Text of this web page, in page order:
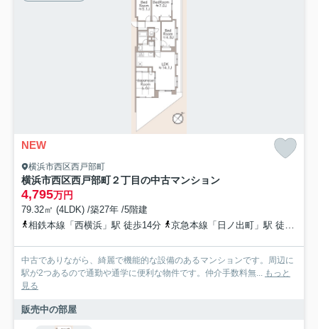
NEW
横浜市西区西戸部町
横浜市西区西戸部町２丁目の中古マンション
4,795万円
79.32㎡ (4LDK) /築27年 /5階建
相鉄本線「西横浜」駅 徒歩14分
京急本線「日ノ出町」駅 徒歩16分
中古でありながら、綺麗で機能的な設備のあるマンションです。周辺に
駅が2つあるので通勤や通学に便利な物件です。仲介手数料無...
もっと
見る
販売中の部屋